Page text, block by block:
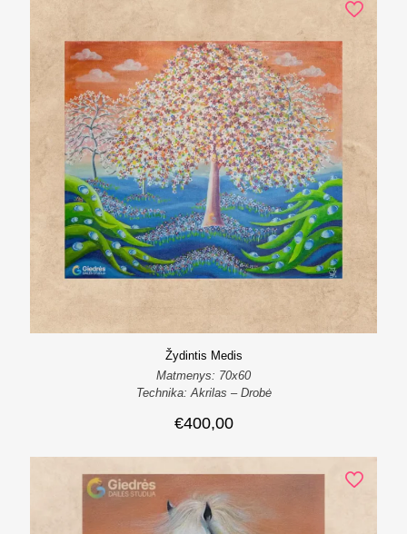
Žydintis Medis
Matmenys: 70x60
Technika: Akrilas – Drobė
€400,00